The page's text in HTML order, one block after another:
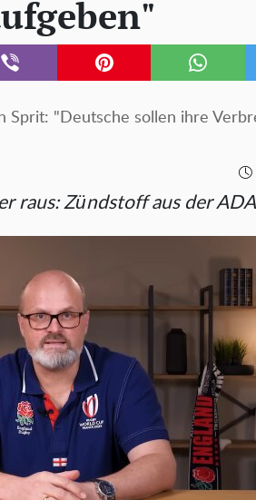
Sprit: "Deutsche sollen ihre
raus: Zündstoff aus der